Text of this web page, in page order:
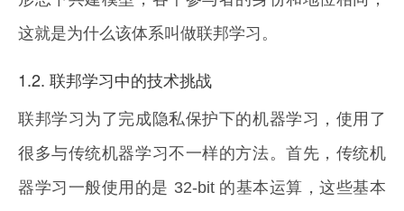
这就是为什么该体系叫做联邦学习。
1.2. 联邦学习中的技术挑战
联邦学习为了完成隐私保护下的机器学习，使用了
很多与传统机器学习不一样的方法。首先，传统机
器学习一般使用的是 32-bit 的基本运算，这些基本